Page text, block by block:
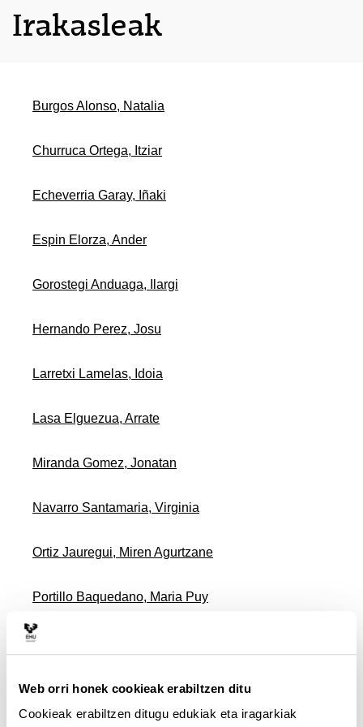
Web orri honek cookieak erabiltzen ditu
Cookieak erabiltzen ditugu edukiak eta iragarkiak
Irakasleak
Burgos Alonso, Natalia
Churruca Ortega, Itziar
Echeverria Garay, Iñaki
Espin Elorza, Ander
Gorostegi Anduaga, Ilargi
Hernando Perez, Josu
Larretxi Lamelas, Idoia
Lasa Elguezua, Arrate
Miranda Gomez, Jonatan
Navarro Santamaria, Virginia
Ortiz Jauregui, Miren Agurtzane
Portillo Baquedano, Maria Puy
Rodriguez Larrad, Ana
Ruiz De Azua Garcia, Sonia